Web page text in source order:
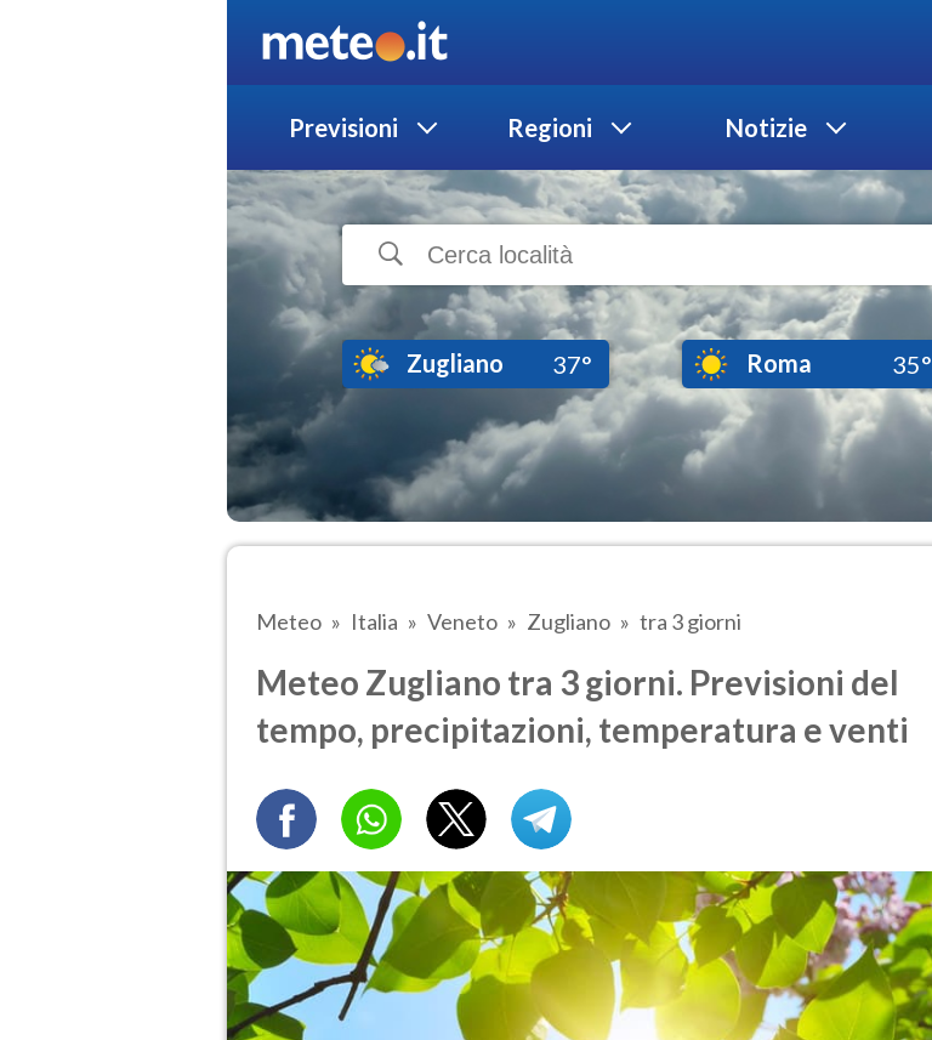
Previsioni Regioni Notizie
Zugliano 37° Roma 35°
Meteo Italia Veneto Zugliano tra 3 giorni
Meteo Zugliano tra 3 giorni. Previsioni del
tempo, precipitazioni, temperatura e venti